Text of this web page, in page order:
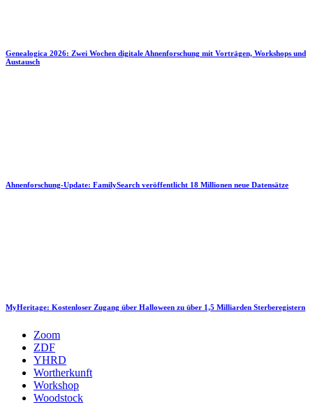
Genealogica 2026: Zwei Wochen digitale Ahnenforschung mit Vorträgen, Workshops und
Austausch
Ahnenforschung-Update: FamilySearch veröffentlicht 18 Millionen neue Datensätze
MyHeritage: Kostenloser Zugang über Halloween zu über 1,5 Milliarden Sterberegistern
Zoom
ZDF
YHRD
Wortherkunft
Workshop
Woodstock